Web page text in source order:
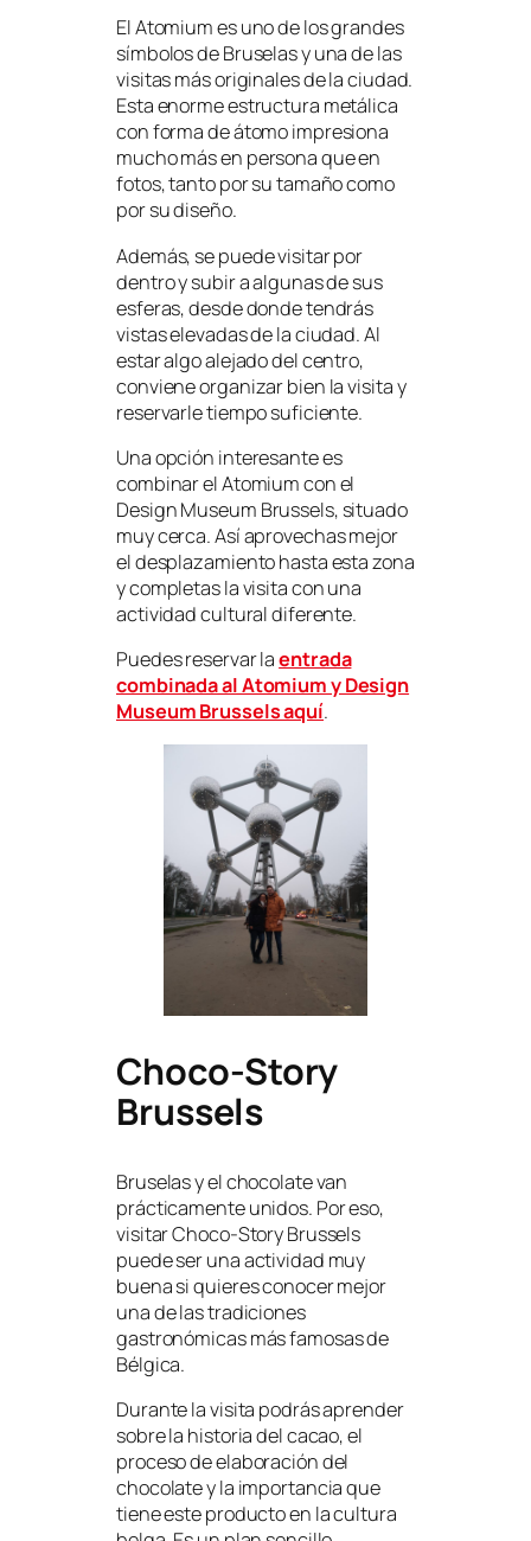
El Atomium es uno de los grandes
símbolos de Bruselas y una de las
visitas más originales de la ciudad.
Esta enorme estructura metálica
con forma de átomo impresiona
mucho más en persona que en
fotos, tanto por su tamaño como
por su diseño.
Además, se puede visitar por
dentro y subir a algunas de sus
esferas, desde donde tendrás
vistas elevadas de la ciudad. Al
estar algo alejado del centro,
conviene organizar bien la visita y
reservarle tiempo suficiente.
Una opción interesante es
combinar el Atomium con el
Design Museum Brussels, situado
muy cerca. Así aprovechas mejor
el desplazamiento hasta esta zona
y completas la visita con una
actividad cultural diferente.
Puedes reservar laentrada
combinada al Atomium y Design
Museum Brussels aquí.
Choco-Story
Brussels
Bruselas y el chocolate van
prácticamente unidos. Por eso,
visitar Choco-Story Brussels
puede ser una actividad muy
buena si quieres conocer mejor
una de las tradiciones
gastronómicas más famosas de
Bélgica.
Durante la visita podrás aprender
sobre la historia del cacao, el
proceso de elaboración del
chocolate y la importancia que
tiene este producto en la cultura